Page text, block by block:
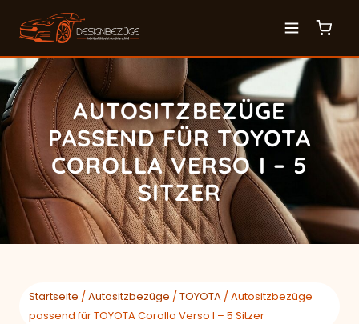
AUTOSITZBEZÜGE
PASSEND FÜR TOYOTA
COROLLA VERSO I – 5
SITZER
Startseite /Autositzbezüge /TOYOTA / Autositzbezüge
passend für TOYOTA Corolla Verso I – 5 Sitzer